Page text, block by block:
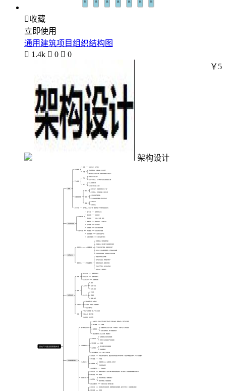
收藏
立即使用
通用建筑项目组织结构图
 1.4k  0  0
架构设计
￥5